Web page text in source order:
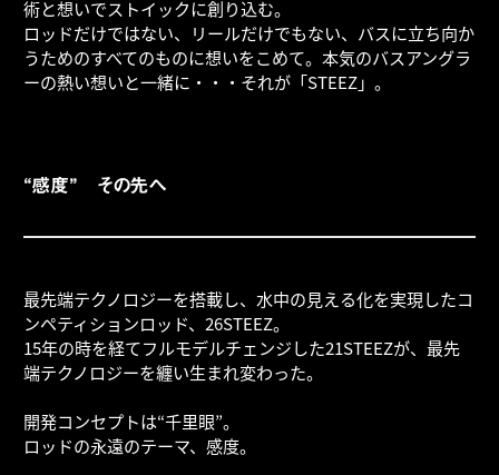
術と想いでストイックに創り込む。
ロッドだけではない、リールだけでもない、バスに立ち向か
うためのすべてのものに想いをこめて。本気のバスアングラ
ーの熱い想いと一緒に・・・それが「STEEZ」。
“感度” その先へ
最先端テクノロジーを搭載し、水中の見える化を実現したコ
ンペティションロッド、26STEEZ。
15年の時を経てフルモデルチェンジした21STEEZが、最先
端テクノロジーを纏い生まれ変わった。
開発コンセプトは“千里眼”。
ロッドの永遠のテーマ、感度。